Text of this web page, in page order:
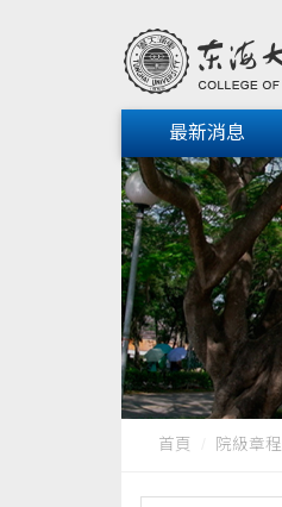
最新消息
首頁 院級章程